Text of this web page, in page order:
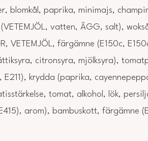
blomkål, paprika, minimajs,
vatten, ÄGG, salt),
VETEMJÖL, färgämne (E150c,
citronsyra, mjölksyra),
E211), krydda (paprika,
tomat, alkohol, lök,
arom), bambuskott, färgämne